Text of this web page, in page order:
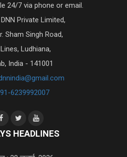
24/7 via phone or email.
Private Limited,
Sham Singh Road,
Ludhiana,
India - 141001
6239992007
HEADLINES